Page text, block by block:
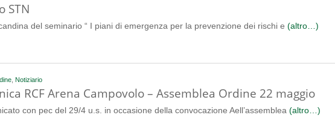
STN
del seminario “ I piani di emergenza per la prevenzione dei rischi e (altro…)
, Notiziario
RCF Arena Campovolo – Assemblea Ordine 22 maggio
con pec del 29/4 u.s. in occasione della convocazione Aell’assemblea (altro…)